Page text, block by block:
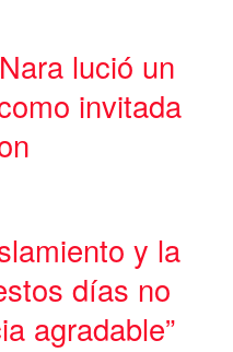
lució un
invitada
y la
días no
agradable”